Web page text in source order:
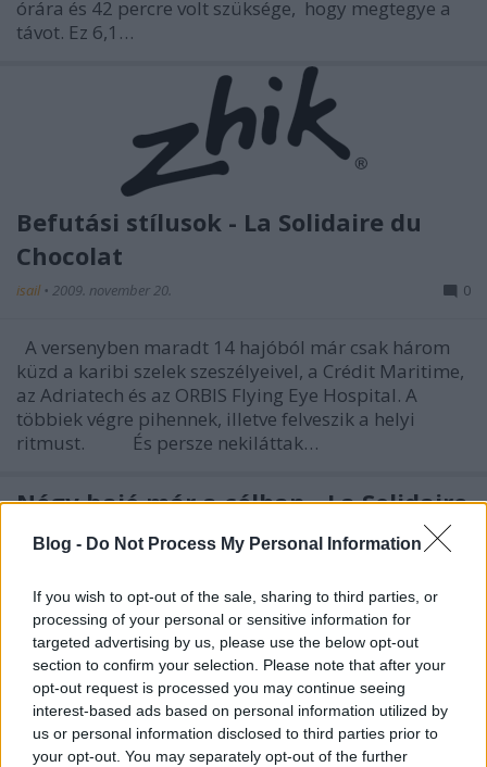
Blog - Do Not Process My Personal Information
If you wish to opt-out of the sale, sharing to third parties, or
processing of your personal or sensitive information for
targeted advertising by us, please use the below opt-out
section to confirm your selection. Please note that after your
opt-out request is processed you may continue seeing
interest-based ads based on personal information utilized by
us or personal information disclosed to third parties prior to
your opt-out. You may separately opt-out of the further
órára és 42 percre volt szüksége, hogy megtegye a
távot. Ez 6,1…
Befutási stílusok - La Solidaire du
Chocolat
isail • 2009. november 20. 0
A versenyben maradt 14 hajóból már csak három
küzd a karibi szelek szeszélyeivel, a Crédit Maritime,
az Adriatech és az ORBIS Flying Eye Hospital. A
többiek végre pihennek, illetve felveszik a helyi
ritmust. És persze nekiláttak…
Négy hajó már a célban - La Solidaire
du Chocolat
Európai idő szerint szombat reggel fél kilenc előtt
pár perccel befutott Progreso-ba az Initiatives-
Novedia, fedélzetén a Tanguy De Lamotte - Adrien
Hardy párossal. Versenyben töltött idejük 26 nap és
16 óra. A második helyezett egységre aztán várni
kellett egy…